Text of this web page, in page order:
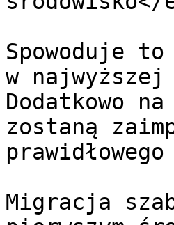
Spowoduje
w
Dodatkowo
zostaną
Migracja